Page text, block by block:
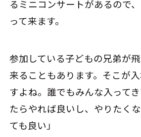
るミニコンサートがあるので
って来ます。
参加している子どもの兄弟が
来ることもあります。そこが
すよね。誰でもみんな入って
たらやれば良いし、やりたく
ても良い」